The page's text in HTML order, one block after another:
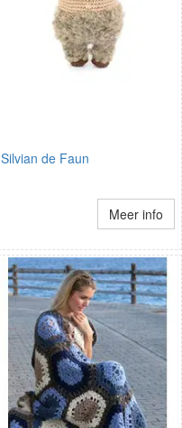
Silvian de Faun
Meer info